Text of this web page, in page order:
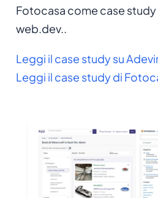
Fotocasa come case study
web.dev..
Leggi il case study su
Leggi il case study di